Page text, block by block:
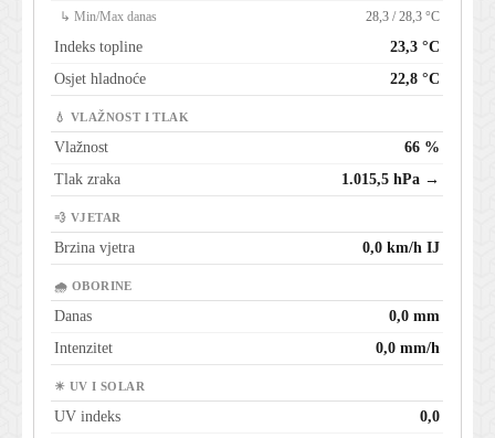
↳ Min/Max danas 28,3 / 28,3 °C
Indeks topline
23,3 °C
Osjet hladnoće
22,8 °C
💧 VLAŽNOST I TLAK
Vlažnost
66 %
Tlak zraka
1.015,5 hPa →
💨 VJETAR
Brzina vjetra 0,0 km/h IJ
🌧 OBORINE
Danas
0,0 mm
Intenzitet
0,0 mm/h
☀ UV I SOLAR
UV indeks
0,0